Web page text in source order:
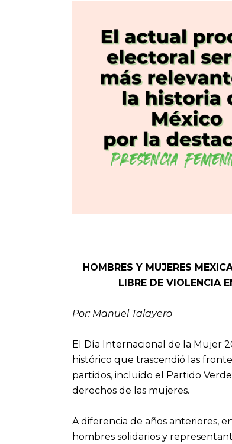
HOMBRES Y MUJERES
LIBRE DE VIOLENCIA
Por: Manuel Talayero
El Día Internacional de la Mujer
histórico que trascendió las
partidos, incluido el Partido
derechos de las mujeres.
A diferencia de años anteriores,
hombres solidarios y